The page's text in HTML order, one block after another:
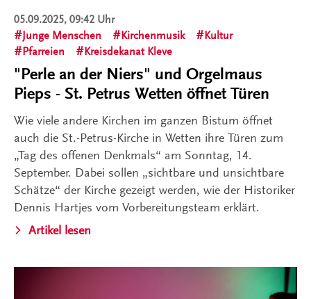
05.09.2025, 09:42 Uhr
Junge Menschen
Kirchenmusik
Kultur
Pfarreien
Kreisdekanat Kleve
"Perle an der Niers" und Orgelmaus
Pieps - St. Petrus Wetten öffnet Türen
Wie viele andere Kirchen im ganzen Bistum öffnet
auch die St.-Petrus-Kirche in Wetten ihre Türen zum
„Tag des offenen Denkmals“ am Sonntag, 14.
September. Dabei sollen „sichtbare und unsichtbare
Schätze“ der Kirche gezeigt werden, wie der Historiker
Dennis Hartjes vom Vorbereitungsteam erklärt.
Artikel lesen